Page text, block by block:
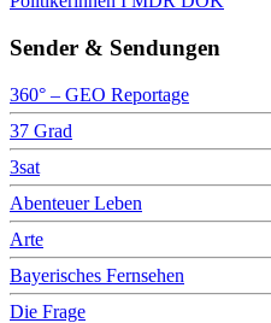
Sender & Sendungen
360° – GEO Reportage
37 Grad
3sat
Abenteuer Leben
Arte
Bayerisches Fernsehen
Die Frage